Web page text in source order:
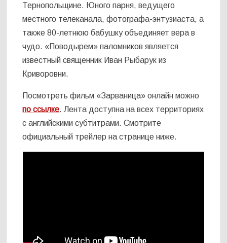
Тернопольщине. Юного парня, ведущего
местного телеканала, фотографа-энтузиаста, а
также 80-летнюю бабушку объединяет вера в
чудо. «Поводырем» паломников является
известный священник Иван Рыбарук из
Криворовни.
Посмотреть фильм «Зарваница» онлайн можно
по ссылке. Лента доступна на всех территориях
с английскими субтитрами. Смотрите
официальный трейлер на странице ниже.